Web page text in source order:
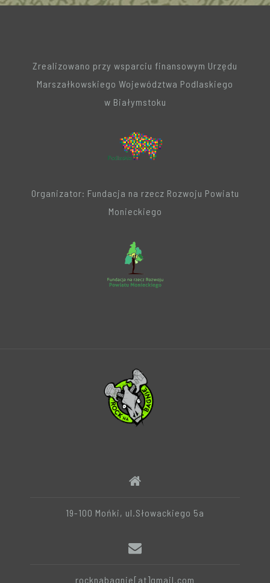
Zrealizowano przy wsparciu finansowym Urzędu
Marszałkowskiego Województwa Podlaskiego
w Białymstoku
Organizator: Fundacja na rzecz Rozwoju Powiatu
Monieckiego
19-100 Mońki, ul.Słowackiego 5a
rocknabagnie[at]gmail.com